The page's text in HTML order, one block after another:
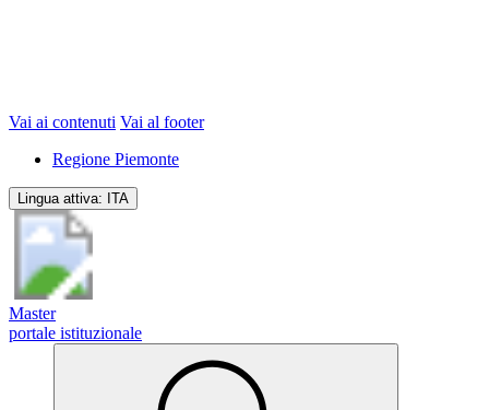
Vai ai contenuti Vai al footer
Regione Piemonte
Lingua attiva: ITA
Master
portale istituzionale